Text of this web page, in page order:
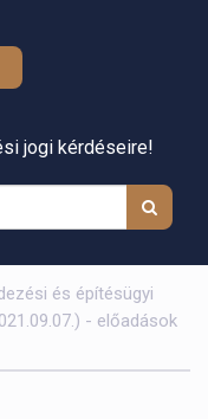
jogi kérdéseire!
és építésügyi
- előadások